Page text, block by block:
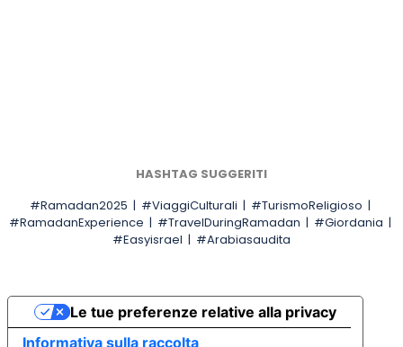
HASHTAG SUGGERITI
#Ramadan2025 | #ViaggiCulturali | #TurismoReligioso |
#RamadanExperience | #TravelDuringRamadan | #Giordania |
#Easyisrael | #Arabiasaudita
Informativa sulla raccolta
Le tue preferenze relative alla privacy